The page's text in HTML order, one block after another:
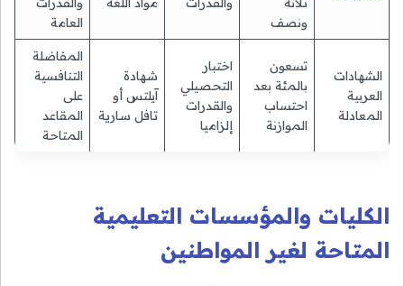
ونصف
العامة
الشهادات
العربية
المعادلة
تسعون
بالمئة بعد
احتساب
الموازنة
اختبار
التحصيلي
والقدرات
إلزاميا
شهادة
آيلتس أو
تافل سارية
المفاضلة
التنافسية
على
المقاعد
المتاحة
الكليات والمؤسسات التعليمية
المتاحة لغير المواطنين